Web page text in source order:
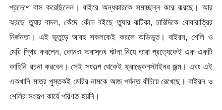
প্রদেশে বাস করেছিলেন। বাইরে অন্ধকারকে সমাচ্ছন্ন করে ঝরছে। আর
ঝরছে তু্যার বাদল, কেঁদে কেঁদে বইছে তুষার ঝটিকা, চারিদিকে বোবারাত্রির
নির্জনতা। এই ভূতুড়ে আবহ সকলকেই করলে অভিভূত। বাইরন, শেলি ও
মেরি স্থির করলেন, কোনও অবাস্তব ঘটনা নিয়ে তারা প্রত্যেকেই এক একটি
কাহিনি রচনা করবেন। সেই সংকল্প থেকেই ফ্রাঙ্কেনস্টাইনর জন্ম। এবং এই
একখানি মাত্র পুস্তকই মেরির নামকে আজ পর্যন্ত বাঁচিয়ে রেখেছে। বাইরন ও
শেলির সংকল্প কার্যে পরিণত হয়নি।